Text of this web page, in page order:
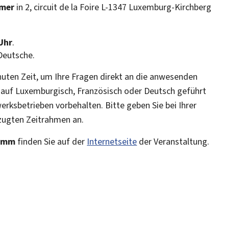
in 2, circuit de la Foire L-1347 Luxemburg-Kirchberg
.
Zeit, um Ihre Fragen direkt an die anwesenden
Luxemburgisch, Französisch oder Deutsch geführt
vorbehalten. Bitte geben Sie bei Ihrer
Zeitrahmen an.
finden Sie auf der Internetseite der Veranstaltung.